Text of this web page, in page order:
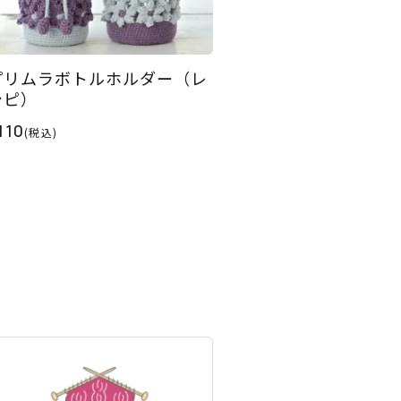
ムラボトルホルダー（レ
）
(税込)